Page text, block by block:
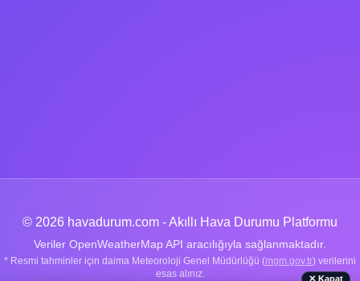
© 2026 havadurum.com - Akıllı Hava Durumu Platformu
Veriler OpenWeatherMap API aracılığıyla sağlanmaktadır.
* Resmi tahminler için daima Meteoroloji Genel Müdürlüğü (mgm.gov.tr) verilerini
esas alınız.
✕ Kapat